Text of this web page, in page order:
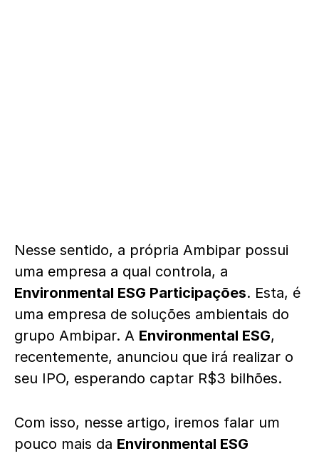
Nesse sentido, a própria Ambipar possui
uma empresa a qual controla, a
Environmental ESG Participações. Esta, é
uma empresa de soluções ambientais do
grupo Ambipar. A Environmental ESG,
recentemente, anunciou que irá realizar o
seu IPO, esperando captar R$3 bilhões.
Com isso, nesse artigo, iremos falar um
pouco mais da Environmental ESG